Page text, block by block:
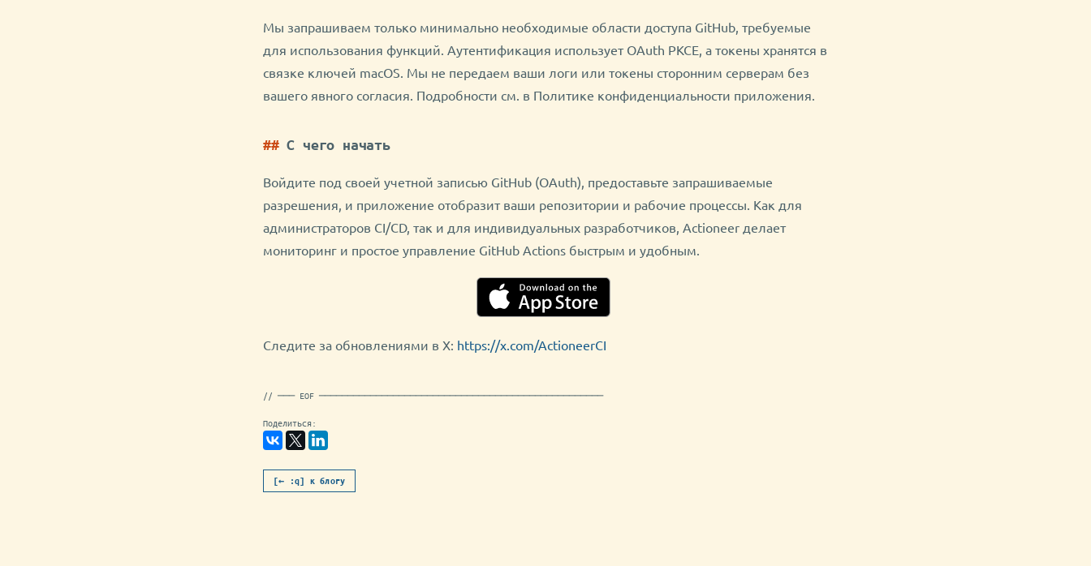
Мы запрашиваем только минимально необходимые области доступа GitHub, требуемые
для использования функций. Аутентификация использует OAuth PKCE, а токены хранятся в
связке ключей macOS. Мы не передаем ваши логи или токены сторонним серверам без
вашего явного согласия. Подробности см. в Политике конфиденциальности приложения.
С чего начать
Войдите под своей учетной записью GitHub (OAuth), предоставьте запрашиваемые
разрешения, и приложение отобразит ваши репозитории и рабочие процессы. Как для
администраторов CI/CD, так и для индивидуальных разработчиков, Actioneer делает
мониторинг и простое управление GitHub Actions быстрым и удобным.
Следите за обновлениями в X: https://x.com/ActioneerCI
// ─── EOF ──────────────────────────────────────────────────
Поделиться:
[← :q] к блогу